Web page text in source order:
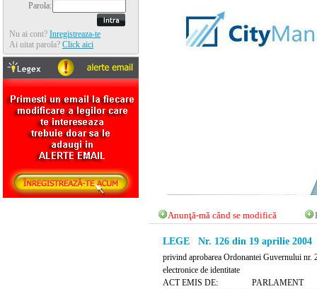
Parola:
Nu ai cont? Inregistreaza-te
Ai uitat parola? Click aici
Anunţă-mă când se modifică
LEGE Nr. 126 din 19 aprilie 2004
privind aprobarea Ordonantei Guvernului
electronice de identitate
ACT EMIS DE: PARLAMENT